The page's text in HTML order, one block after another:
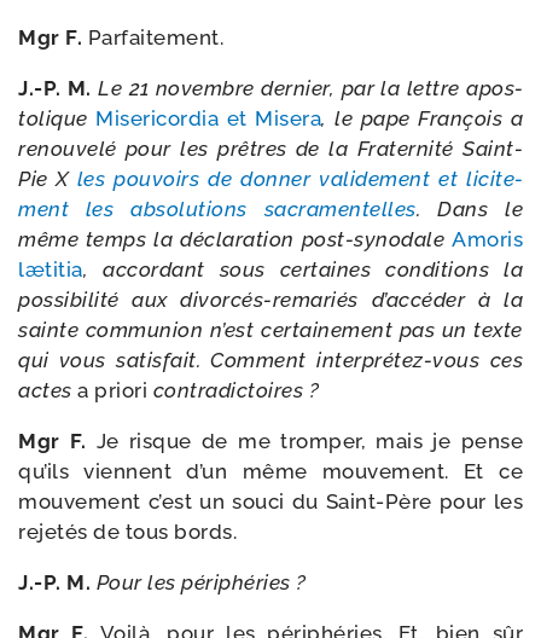
Mgr F. Parfaitement.
J.-P. M. Le 21 novembre der­nier, par la lettre apos­
to­lique Misericordia et Misera, le pape François a
renou­ve­lé pour les prêtres de la Fraternité Saint-​
Pie X les pou­voirs de don­ner vali­de­ment et lici­te­
ment les abso­lu­tions sacra­men­telles. Dans le
même temps la décla­ra­tion post-​synodale Amoris
læti­tia, accor­dant sous cer­taines condi­tions la
pos­si­bi­li­té aux divorcés-​remariés d’accéder à la
sainte com­mu­nion n’est cer­tai­ne­ment pas un texte
qui vous satis­fait. Comment interprétez-​vous ces
actes a prio­ri contra­dic­toires ?
Mgr F. Je risque de me trom­per, mais je pense
qu’ils viennent d’un même mou­ve­ment. Et ce
mou­ve­ment c’est un sou­ci du Saint-​Père pour les
reje­tés de tous bords.
J.-P. M. Pour les périphéries ?
Mgr F. Voilà, pour les péri­phé­ries. Et, bien sûr